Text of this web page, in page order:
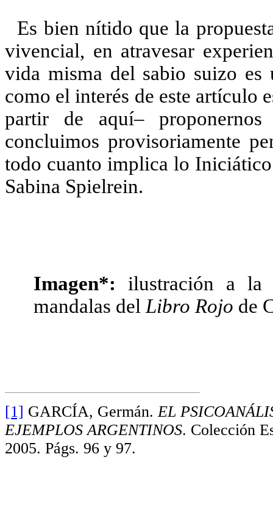
Es bien nítido que la
vivencial, en atravesar
vida misma del sabio suizo
como el interés de este artículo
partir de aquí–
concluimos provisoriamente
todo cuanto implica lo
Sabina Spielrein.
Imagen*: ilustración a la
mandalas del Libro Rojo de
[1] GARCÍA, Germán.EL
EJEMPLOS ARGENTINOS. Colección
2005. Págs. 96 y 97.